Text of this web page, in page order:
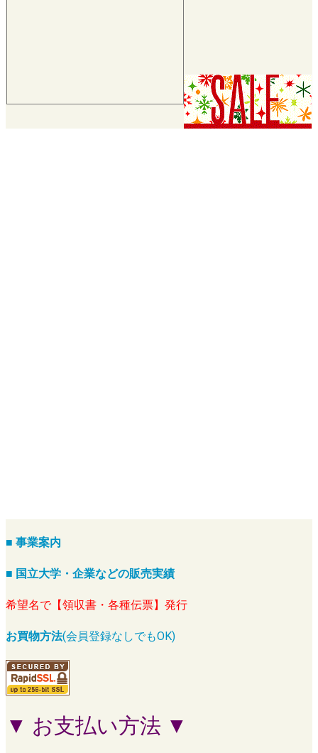
■ 事業案内
■ 国立大学・企業などの販売実績
希望名で【領収書・各種伝票】発行
お買物方法(会員登録なしでもOK)
▼ お支払い方法 ▼